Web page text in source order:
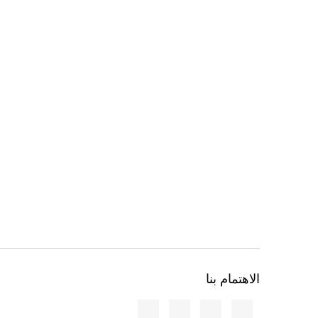
الاهتمام بنا